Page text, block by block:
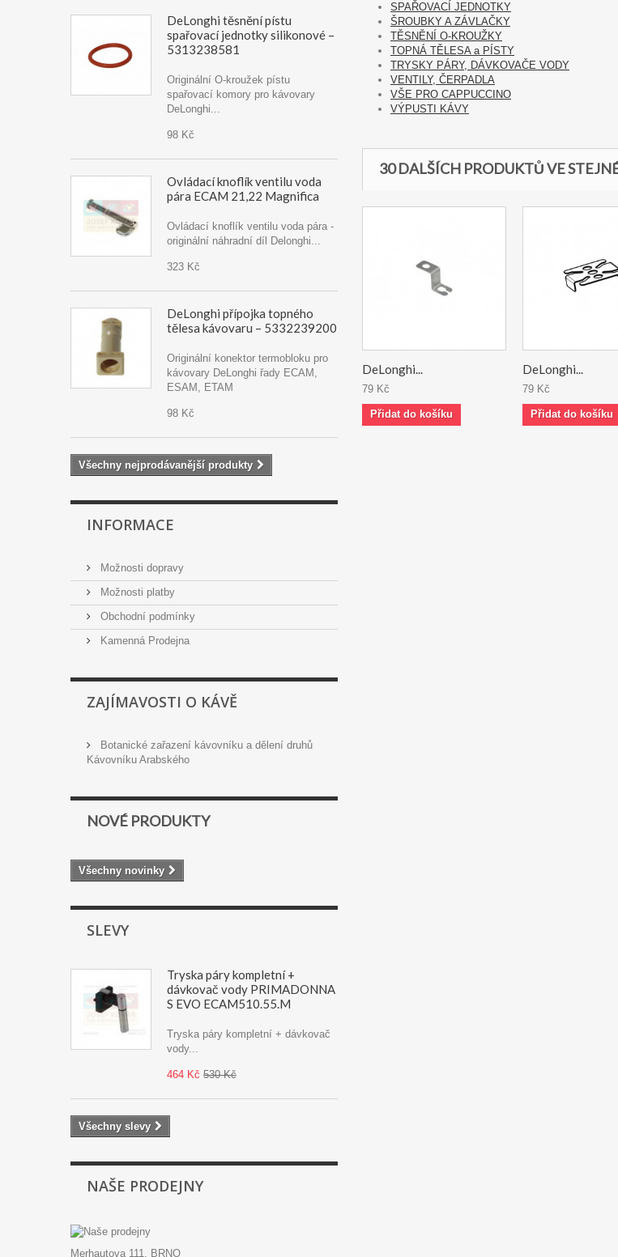
DeLonghi těsnění pístu
spařovací jednotky silikonové –
5313238581
Originální O-kroužek pístu
spařovací komory pro kávovary
DeLonghi...
98 Kč
Ovládací knoflík ventilu voda
pára ECAM 21,22 Magnifica
Ovládací knoflík ventilu voda pára -
originální náhradní díl Delonghi...
323 Kč
DeLonghi přípojka topného
tělesa kávovaru – 5332239200
Originální konektor termobloku pro
kávovary DeLonghi řady ECAM,
ESAM, ETAM
98 Kč
Všechny nejprodávanější produkty
INFORMACE
Možnosti dopravy
Možnosti platby
Obchodní podmínky
Kamenná Prodejna
ZAJÍMAVOSTI O KÁVĚ
Botanické zařazení kávovníku a dělení druhů
Kávovníku Arabského
NOVÉ PRODUKTY
Všechny novinky
SLEVY
Tryska páry kompletní +
dávkovač vody PRIMADONNA
S EVO ECAM510.55.M
Tryska páry kompletní + dávkovač
vody...
464 Kč 530 Kč
Všechny slevy
NAŠE PRODEJNY
Merhautova 111, BRNO
SPAŘOVACÍ JEDNOTKY
ŠROUBKY A ZÁVLAČKY
TĚSNĚNÍ O-KROUŽKY
TOPNÁ TĚLESA a PÍSTY
TRYSKY PÁRY, DÁVKOVAČE VODY
VENTILY, ČERPADLA
VŠE PRO CAPPUCCINO
VÝPUSTI KÁVY
30 DALŠÍCH PRODUKTŮ VE
DeLonghi...
79 Kč
Přidat do košíku
DeLonghi...
79 Kč
Přidat do košíku